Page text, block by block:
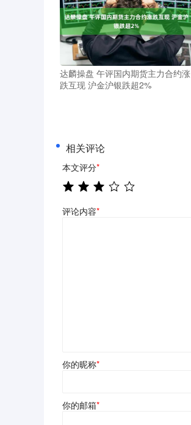
达麟操盘 午评国内期货主力合约涨
跌互现 沪金沪银跌超2%
相关评论
本文评分*
评论内容*
你的昵称*
你的邮箱*